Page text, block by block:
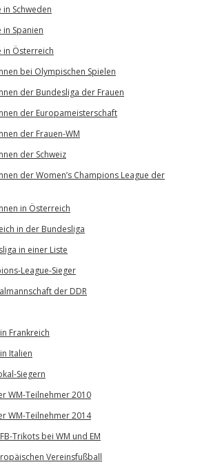
Schweden
Spanien
in Österreich
bei Olympischen Spielen
der Bundesliga der Frauen
der Europameisterschaft
der Frauen-WM
der Schweiz
der Women’s Champions League der
in Österreich
in der Bundesliga
in einer Liste
League-Sieger
der DDR
Frankreich
Italien
Siegern
WM-Teilnehmer 2010
WM-Teilnehmer 2014
Trikots bei WM und EM
Vereinsfußball